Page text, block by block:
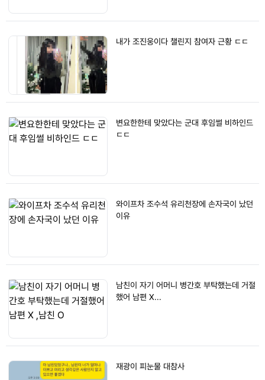
내가 조진웅이다 챌린지 참여자 근황 ㄷㄷ
변요한한테 맞았다는 군대 후임썰 비하인드
ㄷㄷ
와이프차 조수석 유리천장에 손자국이 났던
이유
남친이 자기 어머니 병간호 부탁했는데 거절
했어 남편 X...
재광이 피눈물 대참사